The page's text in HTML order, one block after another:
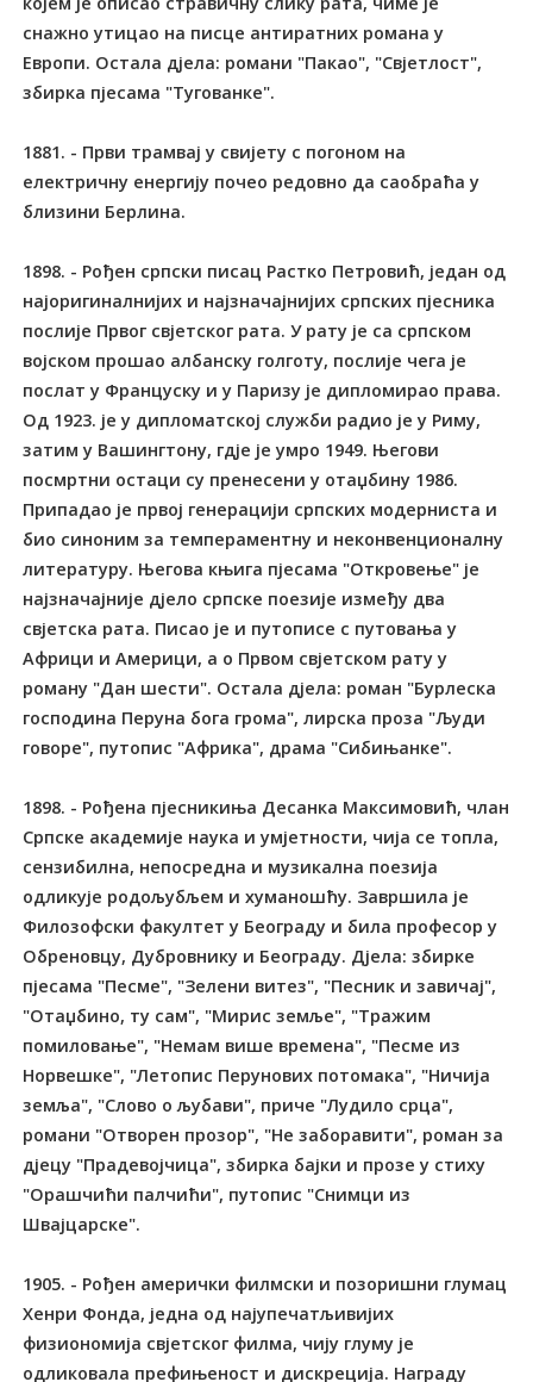
снажно утицао на писце антиратних романа у
Европи. Остала дјела: романи "Пакао", "Свјетлост",
збирка пјесама "Тугованке".
1881. - Први трамвај у свијету с погоном на
електричну енергију почео редовно да саобраћа у
близини Берлина.
1898. - Рођен српски писац Растко Петровић, један од
најоригиналнијих и најзначајнијих српских пјесника
послије Првог свјетског рата. У рату је са српском
војском прошао албанску голготу, послије чега је
послат у Француску и у Паризу је дипломирао права.
Од 1923. је у дипломатској служби радио је у Риму,
затим у Вашингтону, гдје је умро 1949. Његови
посмртни остаци су пренесени у отаџбину 1986.
Припадао је првој генерацији српских модерниста и
био синоним за темпераментну и неконвенционалну
литературу. Његова књига пјесама "Откровење" је
најзначајније дјело српске поезије између два
свјетска рата. Писао је и путописе с путовања у
Африци и Америци, а о Првом свјетском рату у
роману "Дан шести". Остала дјела: роман "Бурлеска
господина Перуна бога грома", лирска проза "Људи
говоре", путопис "Африка", драма "Сибињанке".
1898. - Рођена пјесникиња Десанка Максимовић, члан
Српске академије наука и умјетности, чија се топла,
сензибилна, непосредна и музикална поезија
одликује родољубљем и хуманошћу. Завршила је
Филозофски факултет у Београду и била професор у
Обреновцу, Дубровнику и Београду. Дјела: збирке
пјесама "Песме", "Зелени витез", "Песник и завичај",
"Отаџбино, ту сам", "Мирис земље", "Тражим
помиловање", "Немам више времена", "Песме из
Норвешке", "Летопис Перунових потомака", "Ничија
земља", "Слово о љубави", приче "Лудило срца",
романи "Отворен прозор", "Не заборавити", роман за
дјецу "Прадевојчица", збирка бајки и прозе у стиху
"Орашчићи палчићи", путопис "Снимци из
Швајцарске".
1905. - Рођен амерички филмски и позоришни глумац
Хенри Фонда, једна од најупечатљивијих
физиономија свјетског филма, чију глуму је
одликовала префињеност и дискреција. Награду